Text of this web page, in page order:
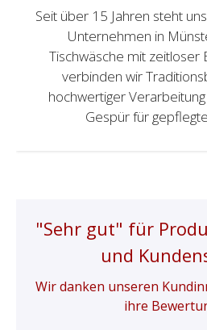
Seit über 15 Jahren steht
Unternehmen in
Tischwäsche mit zeitloser
verbinden wir
hochwertiger
Gespür für
"Sehr gut" für
und
Wir danken unseren
ihre